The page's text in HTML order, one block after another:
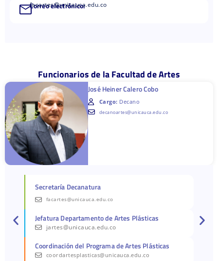
Correo electrónico:
facartes@unicauca.edu.co
Funcionarios de la Facultad de Artes
José Heiner Calero Cobo
Cargo: Decano
decanoartes@unicauca.edu.co
Secretaría Decanatura
facartes@unicauca.edu.co
Jefatura Departamento de Artes Plásticas
jartes@unicauca.edu.co
Coordinación del Programa de Artes Plásticas
coordartesplasticas@unicauca.edu.co